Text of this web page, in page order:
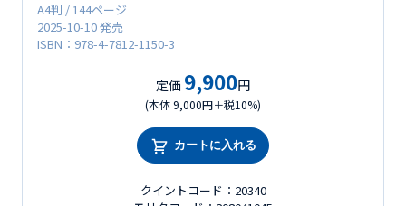
A4判 / 144ページ
2025-10-10 発売
ISBN：978-4-7812-1150-3
定価 9,900円
(本体 9,000円＋税10%)
カートに入れる
クイントコード：20340